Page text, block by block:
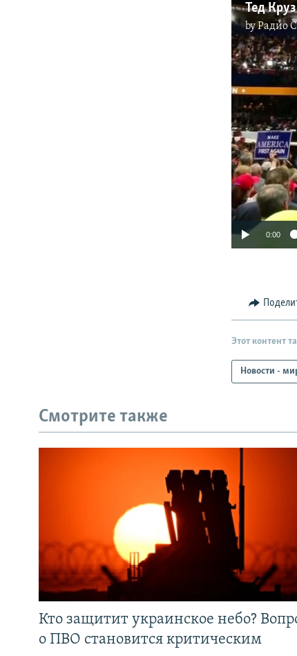
Тед
byРадио
0:00
Этот контент
Новости -
Смотрите также
Кто защитит украинское небо?
о ПВО становится критическим